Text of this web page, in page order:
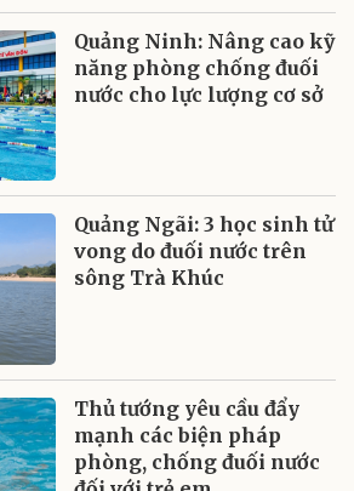
Quảng Ninh: Nâng cao kỹ
năng phòng chống đuối
nước cho lực lượng cơ sở
Quảng Ngãi: 3 học sinh tử
vong do đuối nước trên
sông Trà Khúc
Thủ tướng yêu cầu đẩy
mạnh các biện pháp
phòng, chống đuối nước